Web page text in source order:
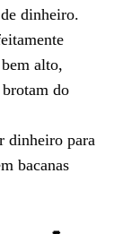
dinheiro.
alto,
do
dinheiro para
bacanas